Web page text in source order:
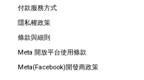
付款服務方式
隱私權政策
條款與細則
Meta 開放平台使用條款
Meta(Facebook)開發商政策